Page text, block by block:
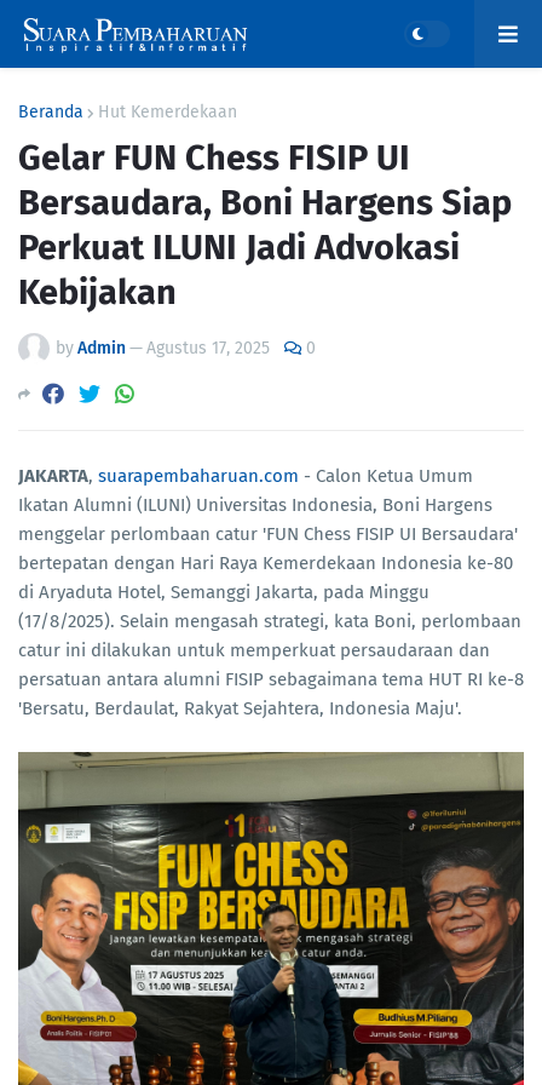
Beranda Hut Kemerdekaan
Gelar FUN Chess FISIP UI
Bersaudara, Boni Hargens Siap
Perkuat ILUNI Jadi Advokasi
Kebijakan
byAdmin—Agustus 17, 2025 0
JAKARTA, suarapembaharuan.com - Calon Ketua Umum
Ikatan Alumni (ILUNI) Universitas Indonesia, Boni Hargens
menggelar perlombaan catur 'FUN Chess FISIP UI Bersaudara'
bertepatan dengan Hari Raya Kemerdekaan Indonesia ke-80
di Aryaduta Hotel, Semanggi Jakarta, pada Minggu
(17/8/2025). Selain mengasah strategi, kata Boni, perlombaan
catur ini dilakukan untuk memperkuat persaudaraan dan
persatuan antara alumni FISIP sebagaimana tema HUT RI ke-8
'Bersatu, Berdaulat, Rakyat Sejahtera, Indonesia Maju'.